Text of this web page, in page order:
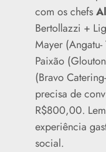
com os chefs
Bertollazzi +
Mayer
Paixão
(Bravo
precisa de
R$800,00.
experiência
social.